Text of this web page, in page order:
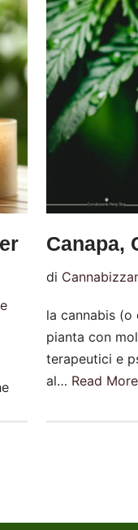
Canapa,
di
la cannabis (o
pianta con
terapeutici e
al… Read